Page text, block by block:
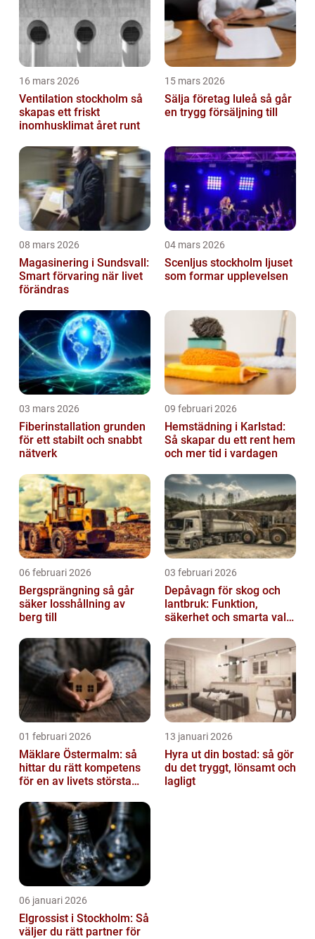
16 mars 2026
Ventilation stockholm så
skapas ett friskt
inomhusklimat året runt
15 mars 2026
Sälja företag luleå så går
en trygg försäljning till
08 mars 2026
Magasinering i Sundsvall:
Smart förvaring när livet
förändras
04 mars 2026
Scenljus stockholm ljuset
som formar upplevelsen
03 mars 2026
Fiberinstallation grunden
för ett stabilt och snabbt
nätverk
09 februari 2026
Hemstädning i Karlstad:
Så skapar du ett rent hem
och mer tid i vardagen
06 februari 2026
Bergsprängning så går
säker losshållning av
berg till
03 februari 2026
Depåvagn för skog och
lantbruk: Funktion,
säkerhet och smarta val
01 februari 2026
Mäklare Östermalm: så
hittar du rätt kompetens
för en av livets största
13 januari 2026
Hyra ut din bostad: så gör
du det tryggt, lönsamt och
lagligt
06 januari 2026
Elgrossist i Stockholm: Så
väljer du rätt partner för